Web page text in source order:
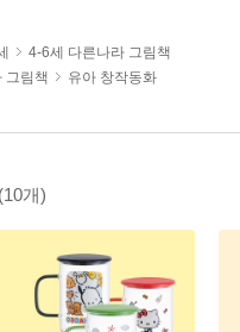
4-6세 다른나라 그림책
그림책 유아 창작동화
(10개)